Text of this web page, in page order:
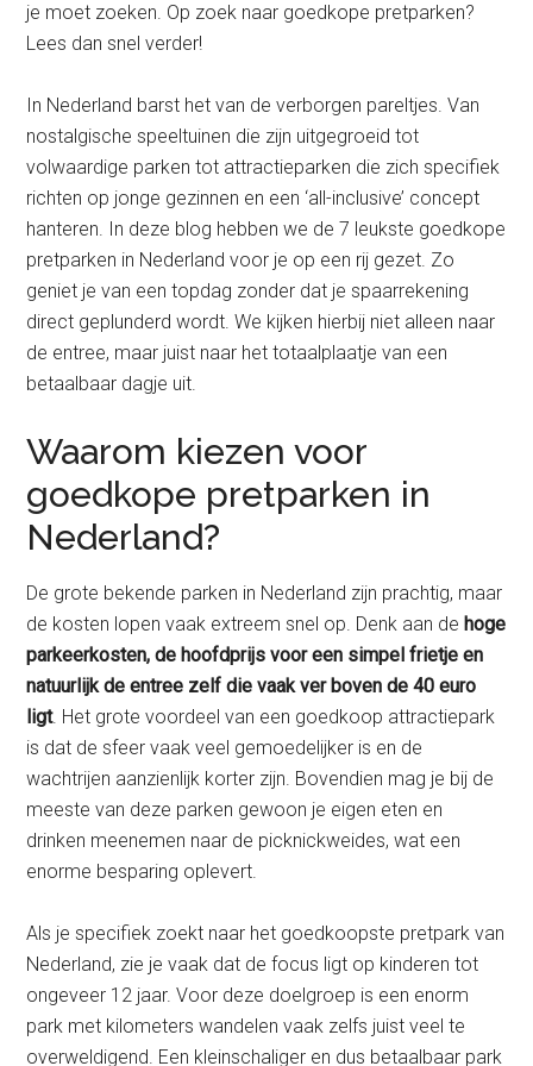
je moet zoeken. Op zoek naar goedkope pretparken?
Lees dan snel verder!
In Nederland barst het van de verborgen pareltjes. Van
nostalgische speeltuinen die zijn uitgegroeid tot
volwaardige parken tot attractieparken die zich specifiek
richten op jonge gezinnen en een ‘all-inclusive’ concept
hanteren. In deze blog hebben we de 7 leukste goedkope
pretparken in Nederland voor je op een rij gezet. Zo
geniet je van een topdag zonder dat je spaarrekening
direct geplunderd wordt. We kijken hierbij niet alleen naar
de entree, maar juist naar het totaalplaatje van een
betaalbaar dagje uit.
Waarom kiezen voor
goedkope pretparken in
Nederland?
De grote bekende parken in Nederland zijn prachtig, maar
de kosten lopen vaak extreem snel op. Denk aan dehoge
parkeerkosten, de hoofdprijs voor een simpel frietje en
natuurlijk de entree zelf die vaak ver boven de 40 euro
ligt. Het grote voordeel van een goedkoop attractiepark
is dat de sfeer vaak veel gemoedelijker is en de
wachtrijen aanzienlijk korter zijn. Bovendien mag je bij de
meeste van deze parken gewoon je eigen eten en
drinken meenemen naar de picknickweides, wat een
enorme besparing oplevert.
Als je specifiek zoekt naar het goedkoopste pretpark van
Nederland, zie je vaak dat de focus ligt op kinderen tot
ongeveer 12 jaar. Voor deze doelgroep is een enorm
park met kilometers wandelen vaak zelfs juist veel te
overweldigend. Een kleinschaliger en dus betaalbaar park